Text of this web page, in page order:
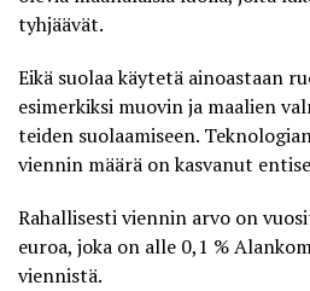
tyhjäävät.
Eikä suolaa käytetä ainoastaan
esimerkiksi muovin ja maalien
teiden suolaamiseen.
viennin määrä on kasvanut
Rahallisesti viennin arvo on
euroa, joka on alle 0,1 %
viennistä.